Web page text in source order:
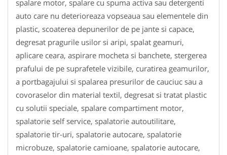
spalare motor, spalare cu spuma activa sau detergenti
auto care nu deterioreaza vopseaua sau elementele din
plastic, scoaterea depunerilor de pe jante si capace,
degresat pragurile usilor si aripi, spalat geamuri,
aplicare ceara, aspirare mocheta si banchete, stergerea
prafului de pe suprafetele vizibile, curatirea geamurilor,
a portbagajului si spalarea presurilor de cauciuc sau a
covoraselor din material textil, degresat si tratat plastic
cu solutii speciale, spalare compartiment motor,
spalatorie self service, spalatorie autoutilitare,
spalatorie tir-uri, spalatorie autocare, spalatorie
microbuze, spalatorie camioane, spalatorie autocare,